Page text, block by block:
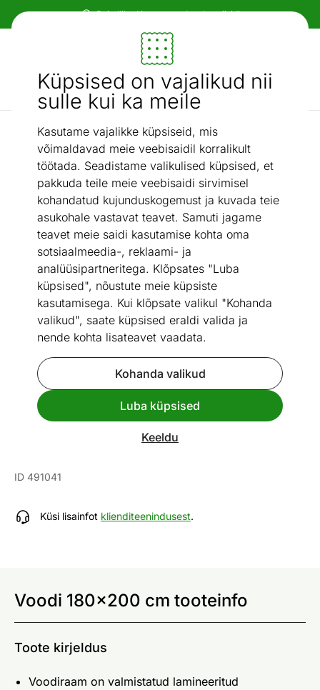
Küpsised on vajalikud nii
sulle kui ka meile
Kasutame vajalikke küpsiseid, mis
võimaldavad meie veebisaidil korralikult
töötada. Seadistame valikulised küpsised, et
pakkuda teile meie veebisaidi sirvimisel
kohandatud kujunduskogemust ja kuvada teie
asukohale vastavat teavet. Samuti jagame
teavet meie saidi kasutamise kohta oma
sotsiaalmeedia-, reklaami- ja
analüüsipartneritega. Klõpsates "Luba
küpsised", nõustute meie küpsiste
kasutamisega. Kui klõpsate valikul "Kohanda
valikud", saate küpsised eraldi valida ja
nende kohta lisateavet vaadata.
Kohanda valikud
Luba küpsised
Keeldu
Paindlikud ja mugavad makseviisid!
Mööbel ja sisustus - ON24
Otsi...
AI otsing
Voodiraamid / Voodi 180x200 cm
Vaata sarnaseid
ID 491041
Küsi lisainfot klienditeenindusest.
Voodi 180x200 cm tooteinfo
Toote kirjeldus
Voodiraam on valmistatud lamineeritud